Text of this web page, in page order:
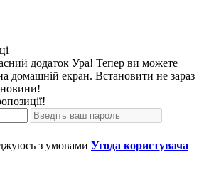
додаток Ура! Тепер ви можете
домашній екран. Встановити не зараз
з умовами Угода користувача